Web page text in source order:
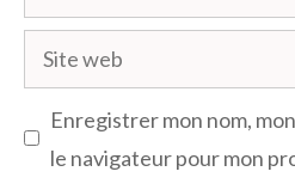
mail
Site
web
Enregistrer mon nom,
le navigateur pour mon